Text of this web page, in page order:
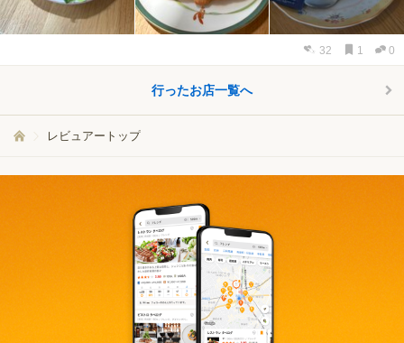
32 1 0
行ったお店一覧へ
レビュアートップ